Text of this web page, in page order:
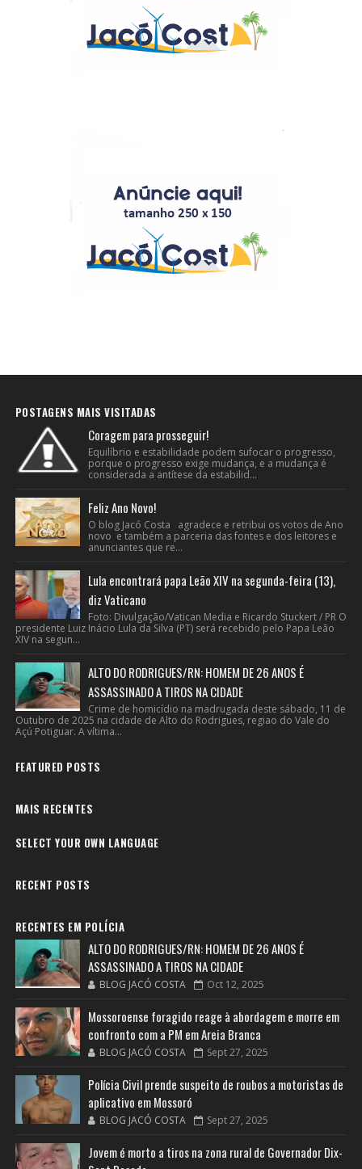
POSTAGENS MAIS VISITADAS
Coragem para prosseguir!
Equilíbrio e estabilidade podem sufocar o progresso,
porque o progresso exige mudança, e a mudança é
considerada a antítese da estabilid...
Feliz Ano Novo!
O blog Jacó Costa agradece e retribui os votos de Ano
novo e também a parceria das fontes e dos leitores e
anunciantes que re...
Lula encontrará papa Leão XIV na segunda-feira (13),
diz Vaticano
Foto: Divulgação/Vatican Media e Ricardo Stuckert / PR O
presidente Luiz Inácio Lula da Silva (PT) será recebido pelo Papa Leão
XIV na segun...
ALTO DO RODRIGUES/RN: HOMEM DE 26 ANOS É
ASSASSINADO A TIROS NA CIDADE
Crime de homicídio na madrugada deste sábado, 11 de
Outubro de 2025 na cidade de Alto do Rodrigues, regiao do Vale do
Açú Potiguar. A vítima...
FEATURED POSTS
MAIS RECENTES
SELECT YOUR OWN LANGUAGE
RECENT POSTS
RECENTES EM POLÍCIA
ALTO DO RODRIGUES/RN: HOMEM DE 26 ANOS É
ASSASSINADO A TIROS NA CIDADE
BLOG JACÓ COSTA Oct 12, 2025
Mossoroense foragido reage à abordagem e morre em
confronto com a PM em Areia Branca
BLOG JACÓ COSTA Sept 27, 2025
Polícia Civil prende suspeito de roubos a motoristas de
aplicativo em Mossoró
BLOG JACÓ COSTA Sept 27, 2025
Jovem é morto a tiros na zona rural de Governador Dix-